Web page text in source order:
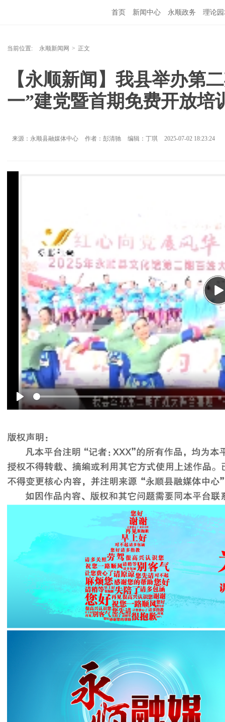
首页 新闻中心 永顺政务 理论
当前位置: 永顺新闻网 > 正文
【永顺新闻】我县举办第
一”建党暨首期免费开放培
来源：永顺县融媒体中心 作者：彭清驰 编辑：丁琪 2025-07-02 18:23:24
Play